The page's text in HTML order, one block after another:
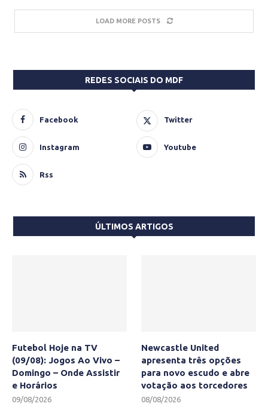
LOAD MORE POSTS
REDES SOCIAIS DO MDF
Facebook Twitter
Instagram Youtube
Rss
ÚLTIMOS ARTIGOS
Futebol Hoje na TV
(09/08): Jogos Ao Vivo –
Domingo – Onde Assistir
e Horários
09/08/2026
Newcastle United
apresenta três opções
para novo escudo e abre
votação aos torcedores
08/08/2026